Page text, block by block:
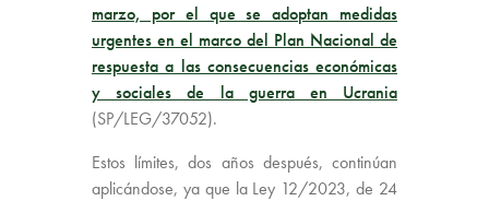
marzo, por el que se adoptan medidas
urgentes en el marco del Plan Nacional de
respuesta a las consecuencias económicas
y sociales de la guerra en Ucrania
(SP/LEG/37052).
Estos límites, dos años después, continúan
aplicándose, ya que la Ley 12/2023, de 24